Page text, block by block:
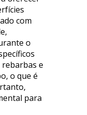
com
o
e
o que é
para